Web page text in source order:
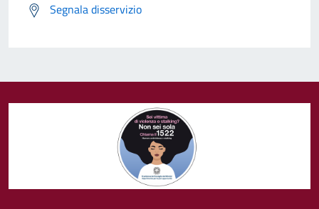
Segnala disservizio